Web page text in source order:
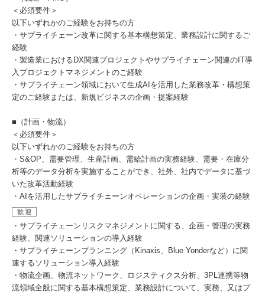
＜必須要件＞
以下いずれかのご経験をお持ちの方
・サプライチェーン改革に関する基本構想策定、業務設計に関するご
経験
・製造業におけるDX関連プロジェクトやサプライチェーン関連のIT導
入プロジェクトマネジメントのご経験
・サプライチェーン領域において生成AIを活用した業務改革・構想策
定のご経験または、新規ビジネスの企画・提案経験
■（計画・物流）
＜必須要件＞
以下いずれかのご経験をお持ちの方
・S&OP、需要管理、生産計画、需給計画の実務経験、需要・在庫分
析等のデータ分析を実施することができ、社外、社内でデータに基づ
いた改革活動経験
・AIを活用したサプライチェーンオペレーションの企画・実装の経験
歓迎
・サプライチェーンリスクマネジメントに関する、企画・管理の実務
経験、関連ソリューションの導入経験
・サプライチェーンプランニング（Kinaxis、Blue Yonderなど）に関
連するソリューション導入経験
・物流企画、物流ネットワーク、ロジスティクス分析、3PL連携等物
流領域全般に関する基本構想策定、業務設計について、実務、又はプ